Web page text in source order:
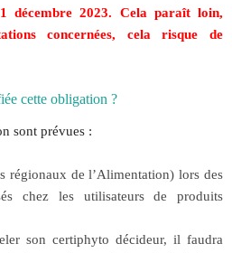
décembre 2023. Cela paraît loin,
concernées, cela risque de
cette obligation ?
sont prévues :
régionaux de l’Alimentation) lors des
chez les utilisateurs de produits
son certiphyto décideur, il faudra